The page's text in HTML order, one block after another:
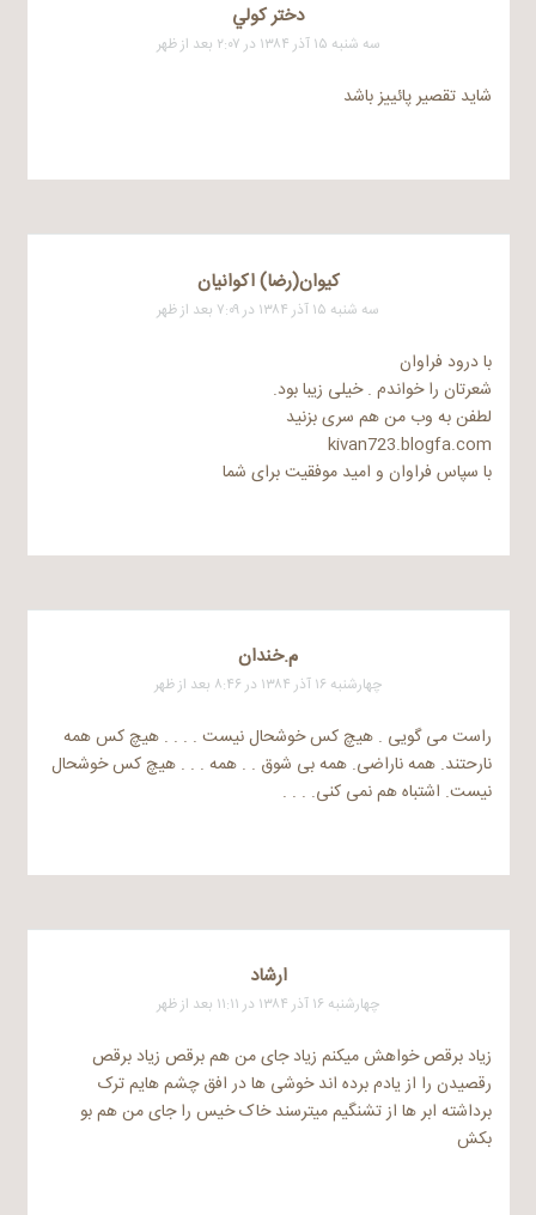
دختر كولي
سه شنبه ۱۵ آذر ۱۳۸۴ در ۲:۰۷ بعد از ظهر
شاید تقصیر پائییز باشد
كيوان(رضا) اكوانيان
سه شنبه ۱۵ آذر ۱۳۸۴ در ۷:۰۹ بعد از ظهر
با درود فراوان
شعرتان را خواندم . خیلی زیبا بود.
لطفن به وب من هم سری بزنید
kivan723.blogfa.com
با سپاس فراوان و امید موفقیت برای شما
م.خندان
چهارشنبه ۱۶ آذر ۱۳۸۴ در ۸:۴۶ بعد از ظهر
راست می گویی . هیچ کس خوشحال نیست . . . . هیچ کس همه
نارحتند. همه ناراضی. همه بی شوق . . همه . . . هیچ کس خوشحال
نیست. اشتباه هم نمی کنی. . . .
ارشاد
چهارشنبه ۱۶ آذر ۱۳۸۴ در ۱۱:۱۱ بعد از ظهر
زیاد برقص خواهش میکنم زیاد جای من هم برقص زیاد برقص
رقصیدن را از یادم برده اند خوشی ها در افق چشم هایم ترک
برداشته ابر ها از تشنگیم میترسند خاک خیس را جای من هم بو
بکش